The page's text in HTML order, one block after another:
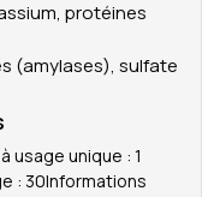
protéines
(amylases), sulfate
usage unique : 1
: 30Informations